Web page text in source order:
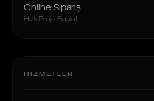
Online Sipariş
Hızlı Proje Başlat
HIZMETLER